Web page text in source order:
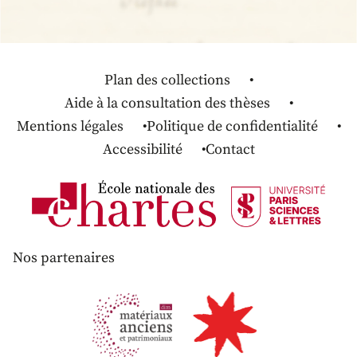
Plan des collections
Aide à la consultation des thèses
Mentions légales
Politique de confidentialité
Accessibilité
Contact
Nos partenaires